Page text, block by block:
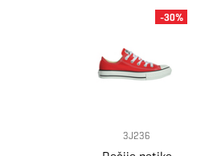
3J236
-30%